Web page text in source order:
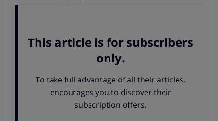
en latrampa del sobreendeudamiento
intereses
excesivos? Si has caído en la trampa de la deuda, te
ayudamos a liberarte de ella en nuestro evento del
A las 19:00 horas, encolaboración conKontsumobide
ofrecermos información sobre cómodetectar una